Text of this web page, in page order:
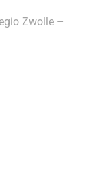
Zwolle –